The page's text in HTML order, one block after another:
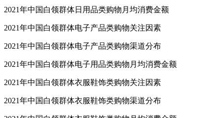
2021年中国白领群体日用品类购物月均消费金额
2021年中国白领群体电子产品类购物关注因素
2021年中国白领群体电子产品类购物渠道分布
2021年中国白领群体电子用品类购物月均消费金额
2021年中国白领群体衣服鞋饰类购物关注因素
2021年中国白领群体衣服鞋饰类购物渠道分布